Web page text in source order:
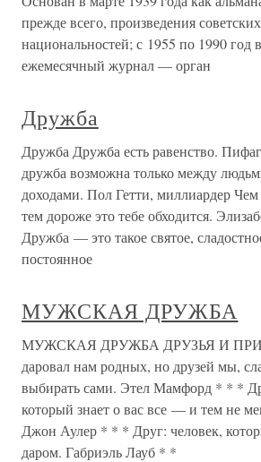
прежде всего, произведения
национальностей; с 1955 по 1990 год
ежемесячный журнал — орган
Дружба
Дружба Дружба есть равенство.
дружба возможна только между
доходами. Пол Гетти, миллиардер Чем
тем дороже это тебе обходится.
Дружба — это такое святое,
постоянное
МУЖСКАЯ ДРУЖБА
МУЖСКАЯ ДРУЖБА ДРУЗЬЯ И
даровал нам родных, но друзей мы,
выбирать сами. Этел Мамфорд * * *
который знает о вас все — и тем не
Джон Аулер * * * Друг: человек,
даром. Габриэль Лауб * *